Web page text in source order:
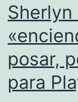
Sherlyn
posar,
para